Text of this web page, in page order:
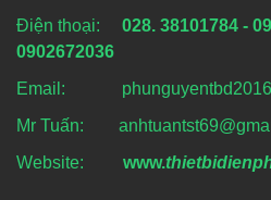
Điện thoại: 028. 38101784 -
0902672036
Email:
Mr Tuấn:
Website:
www.